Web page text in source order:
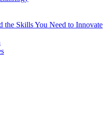
the Skills You Need to Innovate